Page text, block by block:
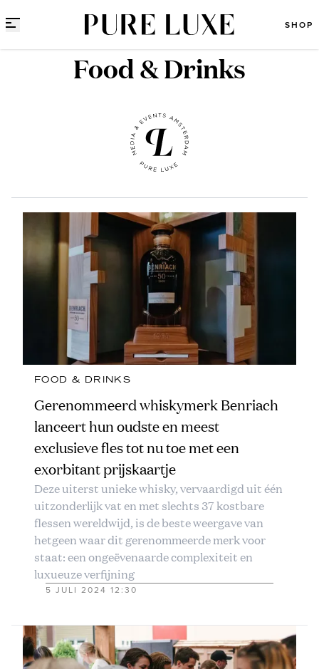
SHOP
Food & Drinks
FOOD & DRINKS
Gerenommeerd whiskymerk Benriach
lanceert hun oudste en meest
exclusieve fles tot nu toe met een
exorbitant prijskaartje
Deze uiterst unieke whisky, vervaardigd uit één
uitzonderlijk vat en met slechts 37 kostbare
flessen wereldwijd, is de beste weergave van
hetgeen waar dit gerenommeerde merk voor
staat: een ongeëvenaarde complexiteit en
luxueuze verfijning
5 JULI 2024 12:30